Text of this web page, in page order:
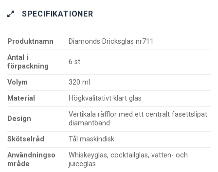
SPECIFIKATIONER
Produktnamn
Diamonds Dricksglas nr711
Antal i
förpackning
6 st
Volym
320 ml
Material
Högkvalitativt klart glas
Design
Vertikala räfflor med ett centralt fasettslipat
diamantband
Skötselråd
Tål maskindisk
Användningso
mråde
Whiskeyglas, cocktailglas, vatten- och
juiceglas